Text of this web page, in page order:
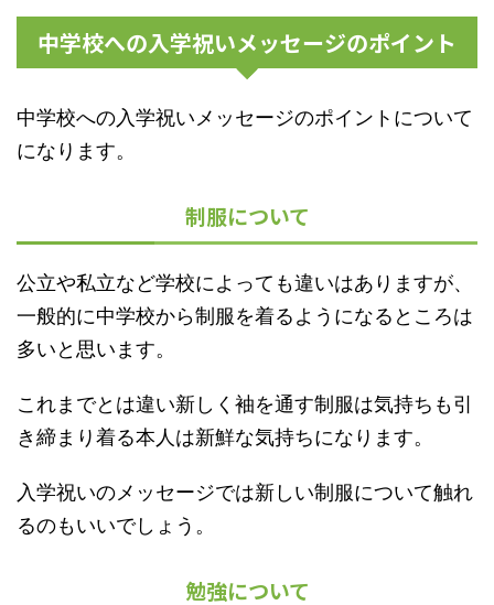
中学校への入学祝いメッセージのポイント
中学校への入学祝いメッセージのポイントについて
になります。
制服について
公立や私立など学校によっても違いはありますが、
一般的に中学校から制服を着るようになるところは
多いと思います。
これまでとは違い新しく袖を通す制服は気持ちも引
き締まり着る本人は新鮮な気持ちになります。
入学祝いのメッセージでは新しい制服について触れ
るのもいいでしょう。
勉強について